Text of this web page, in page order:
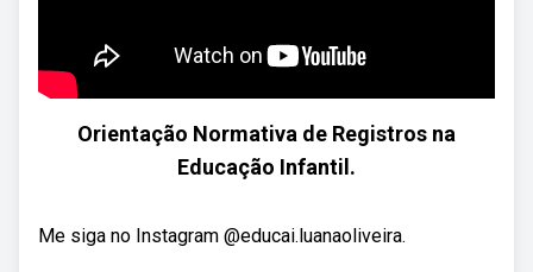
Orientação Normativa de Registros na
Educação Infantil.
Me siga no Instagram @educai.luanaoliveira.